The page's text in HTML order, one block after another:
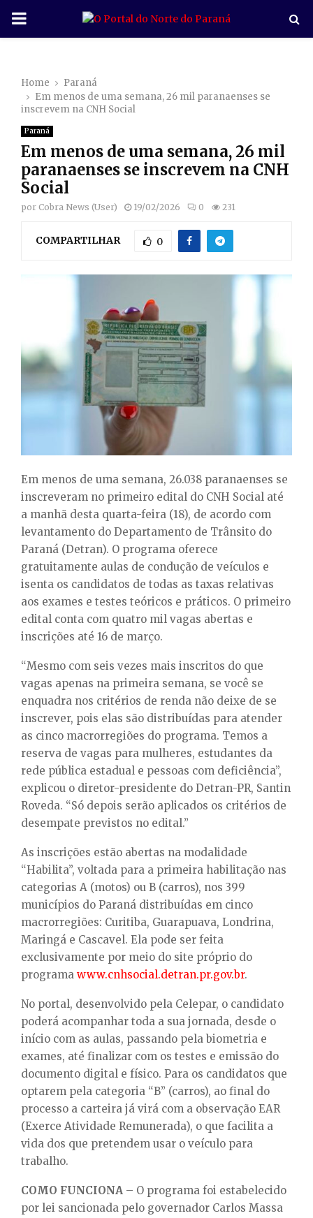
P
M
A
R
M
N
U
Home
Paraná
Em menos de uma semana, 26 mil paranaenses se
inscrevem na CNH Social
Paraná
Em menos de uma semana, 26 mil
paranaenses se inscrevem na CNH
Social
por Cobra News (User) 19/02/2026 0 231
COMPARTILHAR 0
Em menos de uma semana, 26.038 paranaenses se
inscreveram no primeiro edital do CNH Social até
a manhã desta quarta-feira (18), de acordo com
levantamento do Departamento de Trânsito do
Paraná (Detran). O programa oferece
gratuitamente aulas de condução de veículos e
isenta os candidatos de todas as taxas relativas
aos exames e testes teóricos e práticos. O primeiro
edital conta com quatro mil vagas abertas e
inscrições até 16 de março.
“Mesmo com seis vezes mais inscritos do que
vagas apenas na primeira semana, se você se
enquadra nos critérios de renda não deixe de se
inscrever, pois elas são distribuídas para atender
as cinco macrorregiões do programa. Temos a
reserva de vagas para mulheres, estudantes da
rede pública estadual e pessoas com deficiência”,
explicou o diretor-presidente do Detran-PR, Santin
Roveda. “Só depois serão aplicados os critérios de
desempate previstos no edital.”
As inscrições estão abertas na modalidade
“Habilita”, voltada para a primeira habilitação nas
categorias A (motos) ou B (carros), nos 399
municípios do Paraná distribuídas em cinco
macrorregiões: Curitiba, Guarapuava, Londrina,
Maringá e Cascavel. Ela pode ser feita
exclusivamente por meio do site próprio do
programa www.cnhsocial.detran.pr.gov.br.
No portal, desenvolvido pela Celepar, o candidato
poderá acompanhar toda a sua jornada, desde o
início com as aulas, passando pela biometria e
exames, até finalizar com os testes e emissão do
documento digital e físico. Para os candidatos que
optarem pela categoria “B” (carros), ao final do
processo a carteira já virá com a observação EAR
(Exerce Atividade Remunerada), o que facilita a
vida dos que pretendem usar o veículo para
trabalho.
COMO FUNCIONA – O programa foi estabelecido
por lei sancionada pelo governador Carlos Massa